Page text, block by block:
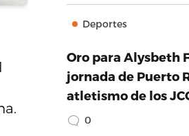
Deportes
Oro para Alysbeth
jornada de Puerto
atletismo de los
0